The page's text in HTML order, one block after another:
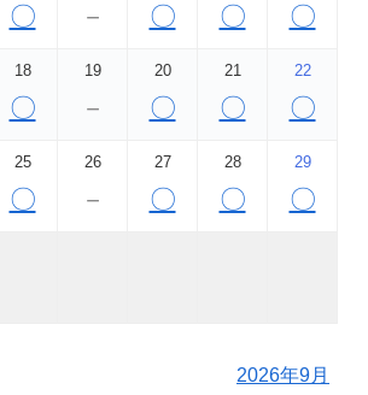
〇 － 〇 〇 〇
18
〇
19
－
20
〇
21
〇
22
〇
25
〇
26
－
27
〇
28
〇
29
〇
2026年9月